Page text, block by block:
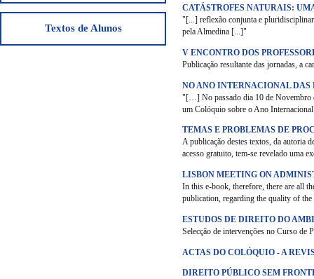
Textos de Alunos
CATÁSTROFES NATURAIS:
"[...] reflexão conjunta e
pela Almedina [...]"
V ENCONTRO DOS
Publicação resultante das jornadas, a
NO ANO INTERNACIONAL DAS
"[…] No passado dia 10 de Novembro
um Colóquio sobre o Ano
TEMAS E PROBLEMAS DE
A publicação destes textos, da autoria
acesso gratuito, tem-se revelado uma
LISBON MEETING ON
In this e-book, therefore, there are all
publication, regarding the quality of
ESTUDOS DE DIREITO DO
Selecção de intervenções no Curso de
ACTAS DO COLÓQUIO - A
DIREITO PÚBLICO SEM